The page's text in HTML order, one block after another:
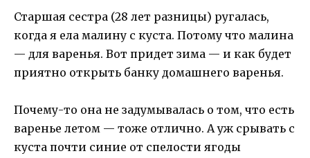
Старшая сестра (28 лет разницы) ругалась,
когда я ела малину с куста. Потому что малина
— для варенья. Вот придет зима — и как будет
приятно открыть банку домашнего варенья.
Почему-то она не задумывалась о том, что есть
варенье летом — тоже отлично. А уж срывать с
куста почти синие от спелости ягоды